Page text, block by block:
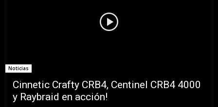
Noticias
Cinnetic Crafty CRB4, Centinel CRB4 4000
y Raybraid en acción!